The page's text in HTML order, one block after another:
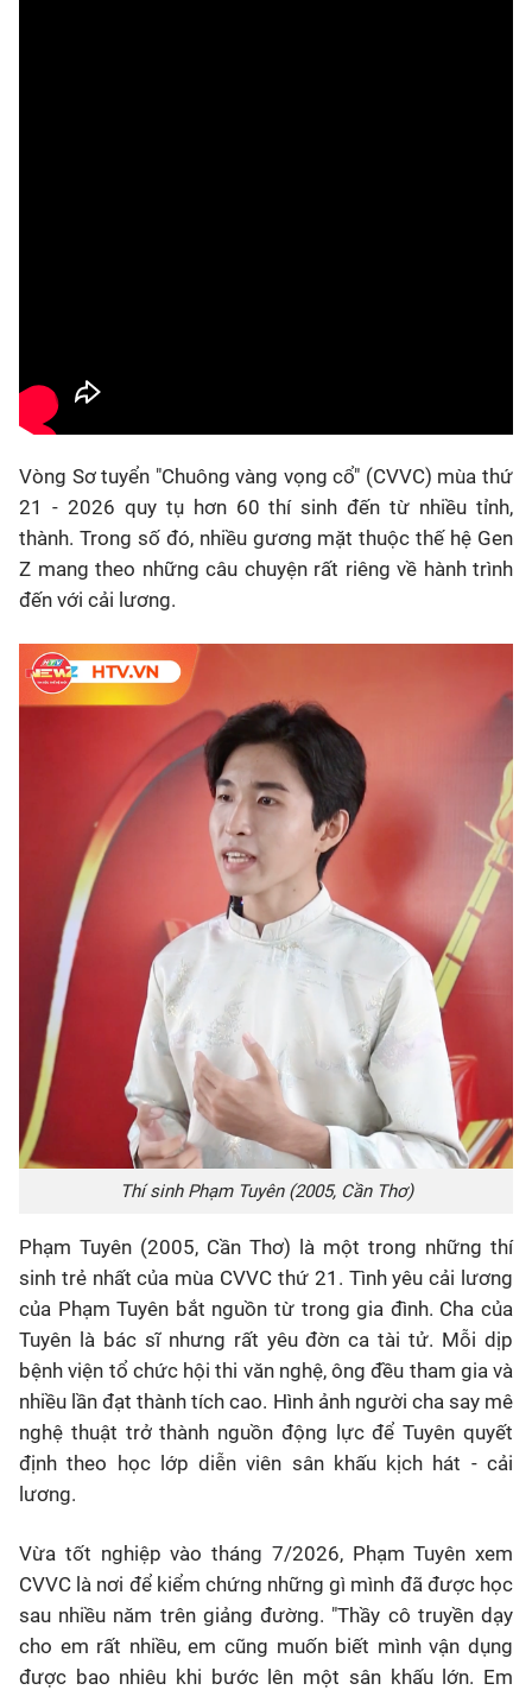
Vòng Sơ tuyển "Chuông vàng vọng cổ" (CVVC) mùa thứ
21 - 2026 quy tụ hơn 60 thí sinh đến từ nhiều tỉnh,
thành. Trong số đó, nhiều gương mặt thuộc thế hệ Gen
Z mang theo những câu chuyện rất riêng về hành trình
đến với cải lương.
Thí sinh Phạm Tuyên (2005, Cần Thơ)
Phạm Tuyên (2005, Cần Thơ) là một trong những thí
sinh trẻ nhất của mùa CVVC thứ 21. Tình yêu cải lương
của Phạm Tuyên bắt nguồn từ trong gia đình. Cha của
Tuyên là bác sĩ nhưng rất yêu đờn ca tài tử. Mỗi dịp
bệnh viện tổ chức hội thi văn nghệ, ông đều tham gia và
nhiều lần đạt thành tích cao. Hình ảnh người cha say mê
nghệ thuật trở thành nguồn động lực để Tuyên quyết
định theo học lớp diễn viên sân khấu kịch hát - cải
lương.
Vừa tốt nghiệp vào tháng 7/2026, Phạm Tuyên xem
CVVC là nơi để kiểm chứng những gì mình đã được học
sau nhiều năm trên giảng đường. "Thầy cô truyền dạy
cho em rất nhiều, em cũng muốn biết mình vận dụng
được bao nhiêu khi bước lên một sân khấu lớn. Em